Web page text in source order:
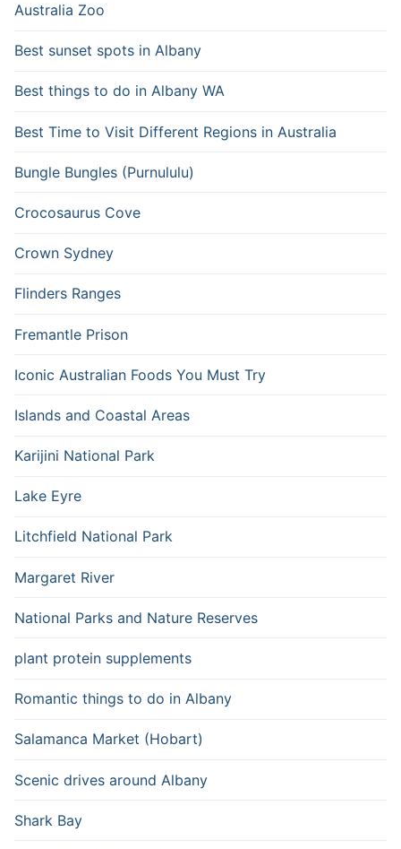
Australia Zoo
Best sunset spots in Albany
Best things to do in Albany WA
Best Time to Visit Different Regions in Australia
Bungle Bungles (Purnululu)
Crocosaurus Cove
Crown Sydney
Flinders Ranges
Fremantle Prison
Iconic Australian Foods You Must Try
Islands and Coastal Areas
Karijini National Park
Lake Eyre
Litchfield National Park
Margaret River
National Parks and Nature Reserves
plant protein supplements
Romantic things to do in Albany
Salamanca Market (Hobart)
Scenic drives around Albany
Shark Bay